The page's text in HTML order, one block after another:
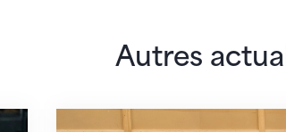
Autres
mondeEn route pour Zagreb avec